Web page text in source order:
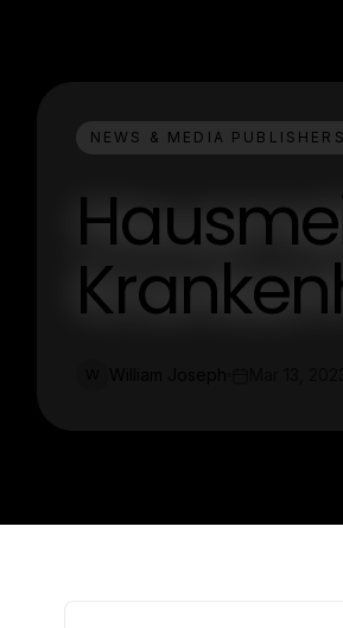
NEWS & MEDIA PUBLISHERS